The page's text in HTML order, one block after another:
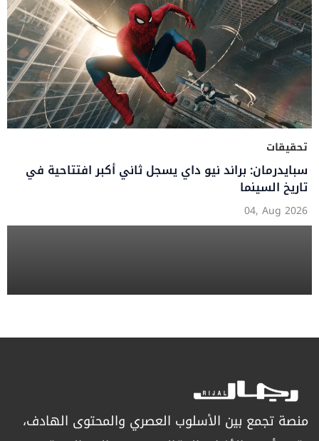
تحقيقات
سبايدرمان: براند نيو داي يسجل ثاني أكبر افتتاحية في
تاريخ السينما
04, Aug 2026
منصة تجمع بين الأسلوب العصري والمحتوى الهادف،